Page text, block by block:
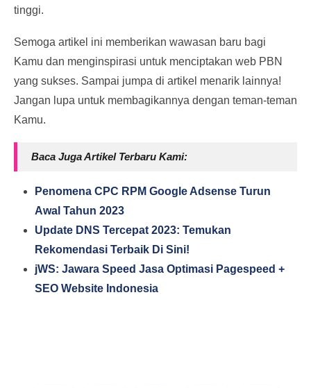
tinggi.
Semoga artikel ini memberikan wawasan baru bagi
Kamu dan menginspirasi untuk menciptakan web PBN
yang sukses. Sampai jumpa di artikel menarik lainnya!
Jangan lupa untuk membagikannya dengan teman-teman
Kamu.
Baca Juga Artikel Terbaru Kami:
Penomena CPC RPM Google Adsense Turun
Awal Tahun 2023
Update DNS Tercepat 2023: Temukan
Rekomendasi Terbaik Di Sini!
jWS: Jawara Speed Jasa Optimasi Pagespeed +
SEO Website Indonesia